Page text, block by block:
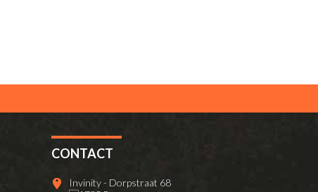
CONTACT
Invinity - Dorpstraat 68